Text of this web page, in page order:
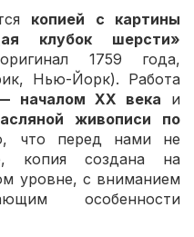
копией с картины
клубок шерсти»
1759 года,
Нью-Йорк). Работа
началом XX века и
живописи по
что перед нами не
копия создана на
уровне, с вниманием
особенности